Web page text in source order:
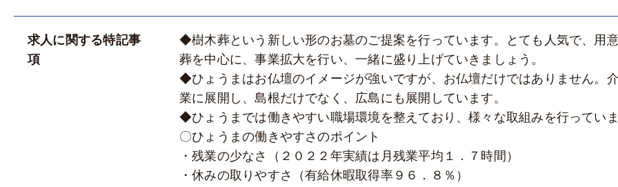
求人に関する特記事
項
◆樹木葬という新しい形のお墓のご提案を行っています。とても人気で、用
葬を中心に、事業拡大を行い、一緒に盛り上げていきましょう。
◆ひょうまはお仏壇のイメージが強いですが、お仏壇だけではありません。
業に展開し、島根だけでなく、広島にも展開しています。
◆ひょうまでは働きやすい職場環境を整えており、様々な取組みを行っていま
〇ひょうまの働きやすさのポイント
・残業の少なさ（２０２２年実績は月残業平均１．７時間）
・休みの取りやすさ（有給休暇取得率９６．８％）